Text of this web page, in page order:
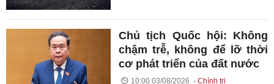
Chủ tịch Quốc hội: Không
chậm trễ, không để lỡ thời
cơ phát triển của đất nước
10:00 03/08/2026 Chính trị